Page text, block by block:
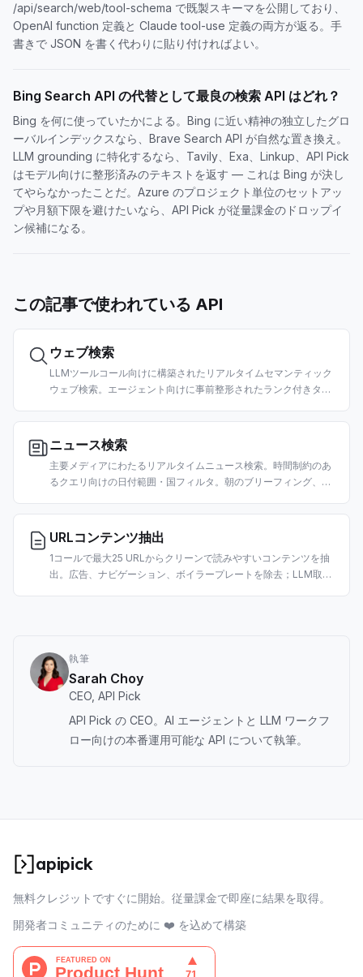
/api/search/web/tool-schema で既製スキーマを公開しており、
OpenAI function 定義と Claude tool-use 定義の両方が返る。手
書きで JSON を書く代わりに貼り付ければよい。
Bing Search API の代替として最良の検索 API はどれ？
Bing を何に使っていたかによる。Bing に近い精神の独立したグロ
ーバルインデックスなら、Brave Search API が自然な置き換え。
LLM grounding に特化するなら、Tavily、Exa、Linkup、API Pick
はモデル向けに整形済みのテキストを返す — これは Bing が決し
てやらなかったことだ。Azure のプロジェクト単位のセットアッ
プや月額下限を避けたいなら、API Pick が従量課金のドロップイ
ン候補になる。
この記事で使われている API
ウェブ検索
LLMツールコール向けに構築されたリアルタイムセマンティック
ウェブ検索。エージェント向けに事前整形されたランク付きタイ
タ対応。
ニュース検索
主要メディアにわたるリアルタイムニュース検索。時間制約のあ
るクエリ向けの日付範囲・国フィルタ。朝のブリーフィング、市
URLコンテンツ抽出
1コールで最大25 URLからクリーンで読みやすいコンテンツを抽
出。広告、ナビゲーション、ボイラープレートを除去；LLM取り
執筆
Sarah Choy
CEO, API Pick
API Pick の CEO。AI エージェントと LLM ワークフ
ロー向けの本番運用可能な API について執筆。
apipick
無料クレジットですぐに開始。従量課金で即座に結果を取得。
開発者コミュニティのために ❤️ を込めて構築